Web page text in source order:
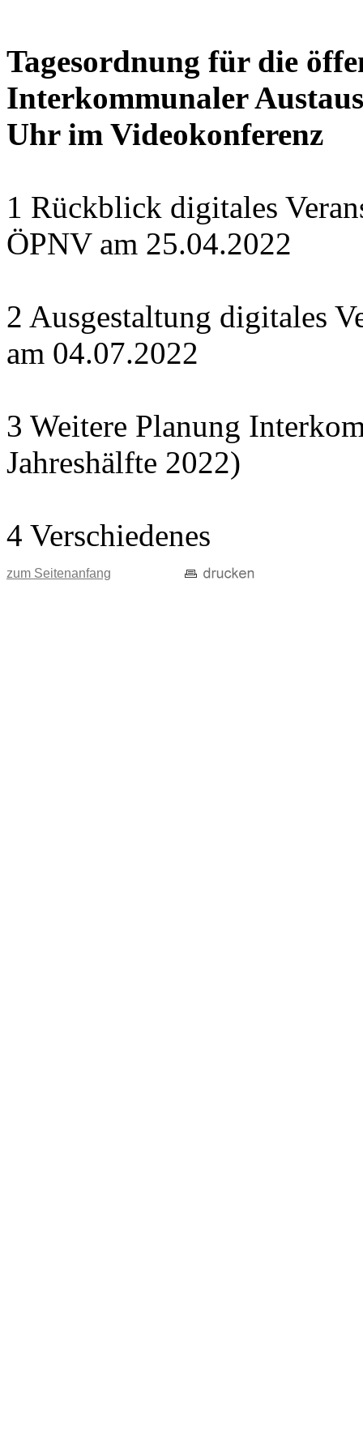
Tagesordnung für die
Interkommunaler
Uhr im Videokonferenz
1 Rückblick digitales
ÖPNV am 25.04.2022
2 Ausgestaltung digitales
am 04.07.2022
3 Weitere Planung
Jahreshälfte 2022)
4 Verschiedenes
zum Seitenanfang